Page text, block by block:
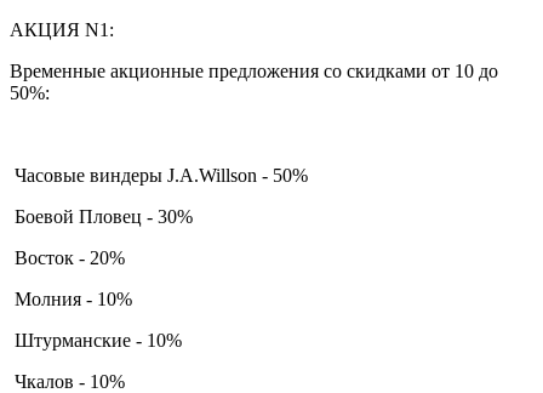
АКЦИЯ N1:
Временные акционные предложения со скидками от 10 до
50%:
Часовые виндеры J.A.Willson - 50%
Боевой Пловец - 30%
Восток - 20%
Молния - 10%
Штурманские - 10%
Чкалов - 10%